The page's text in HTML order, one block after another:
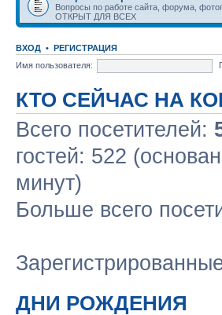
Вопросы по работе сайта, форума,
ОТКРЫТ ДЛЯ ВСЕХ
ВХОД • РЕГИСТРАЦИЯ
Имя пользователя:
КТО СЕЙЧАС НА
Всего посетителей:
гостей: 522
минут)
Больше всего
ДНИ РОЖДЕНИЯ